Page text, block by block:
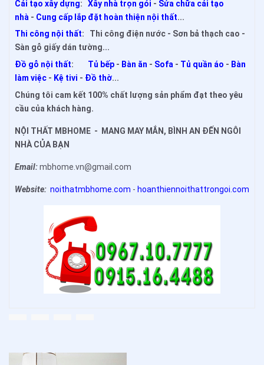
Cải tạo xây dựng: Xây nhà trọn gói - Sửa chữa cải tạo
nhà - Cung cấp lắp đặt hoàn thiện nội thất...
Thi công nội thất: Thi công điện nước - Sơn bả thạch cao -
Sàn gỗ giấy dán tường...
Đồ gỗ nội thất: Tủ bếp - Bàn ăn - Sofa - Tủ quần áo - Bàn
làm việc - Kệ tivi - Đồ thờ...
Chúng tôi cam kết 100% chất lượng sản phẩm đạt theo yêu
cầu của khách hàng.
NỘI THẤT MBHOME - MANG MAY MẮN, BÌNH AN ĐẾN NGÔI
NHÀ CỦA BẠN
Email:mbhome.vn@gmail.com
Website: noithatmbhome.com - hoanthiennoithattrongoi.com